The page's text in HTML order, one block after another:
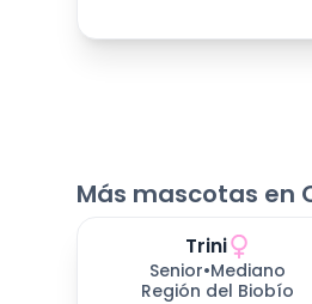
Más mascotas en
días esperando
Trini
Senior•Mediano
Región del Biobío